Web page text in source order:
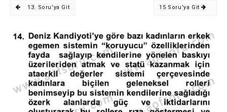
13. Soru'ya Git 15 Soru'ya Git